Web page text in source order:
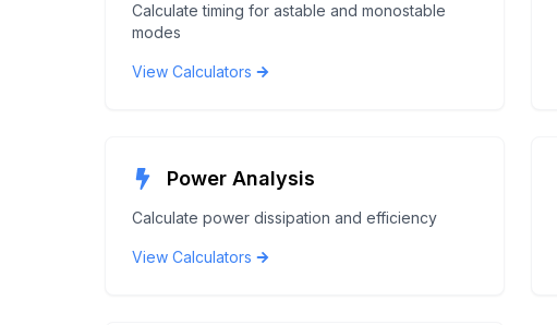
Calculate timing for astable and monostable
modes
View Calculators
Power Analysis
Calculate power dissipation and efficiency
View Calculators